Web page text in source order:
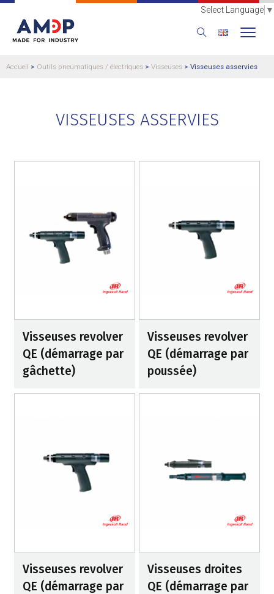
Select Language ▼
Accueil > Outils pneumatiques / électriques > Visseuses > Visseuses asservies
VISSEUSES ASSERVIES
Visseuses revolver
QE (démarrage par
gâchette)
Visseuses revolver
QE (démarrage par
poussée)
Visseuses revolver
QE (démarrage par
Visseuses droites
QE (démarrage par